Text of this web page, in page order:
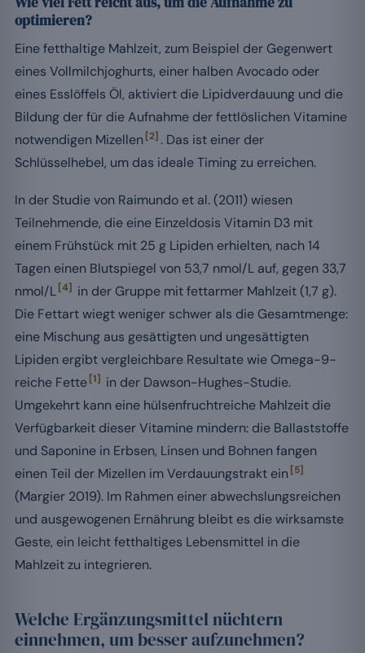
optimieren?
Eine fetthaltige Mahlzeit, zum Beispiel der Gegenwert
eines Vollmilchjoghurts, einer halben Avocado oder
eines Esslöffels Öl, aktiviert die Lipidverdauung und die
Bildung der für die Aufnahme der fettlöslichen Vitamine
notwendigen Mizellen [2] . Das ist einer der
Schlüsselhebel, um das ideale Timing zu erreichen.
In der Studie von Raimundo et al. (2011) wiesen
Teilnehmende, die eine Einzeldosis Vitamin D3 mit
einem Frühstück mit 25 g Lipiden erhielten, nach 14
Tagen einen Blutspiegel von 53,7 nmol/L auf, gegen 33,7
nmol/L[4]
in der Gruppe mit fettarmer Mahlzeit (1,7 g).
Die Fettart wiegt weniger schwer als die Gesamtmenge:
eine Mischung aus gesättigten und ungesättigten
Lipiden ergibt vergleichbare Resultate wie Omega-9-
reiche Fette[1]
in der Dawson-Hughes-Studie.
Umgekehrt kann eine hülsenfruchtreiche Mahlzeit die
Verfügbarkeit dieser Vitamine mindern: die Ballaststoffe
und Saponine in Erbsen, Linsen und Bohnen fangen
einen Teil der Mizellen im Verdauungstrakt ein [5]
(Margier 2019). Im Rahmen einer abwechslungsreichen
und ausgewogenen Ernährung bleibt es die wirksamste
Geste, ein leicht fetthaltiges Lebensmittel in die
Mahlzeit zu integrieren.
Welche Ergänzungsmittel nüchtern
einnehmen, um besser aufzunehmen?